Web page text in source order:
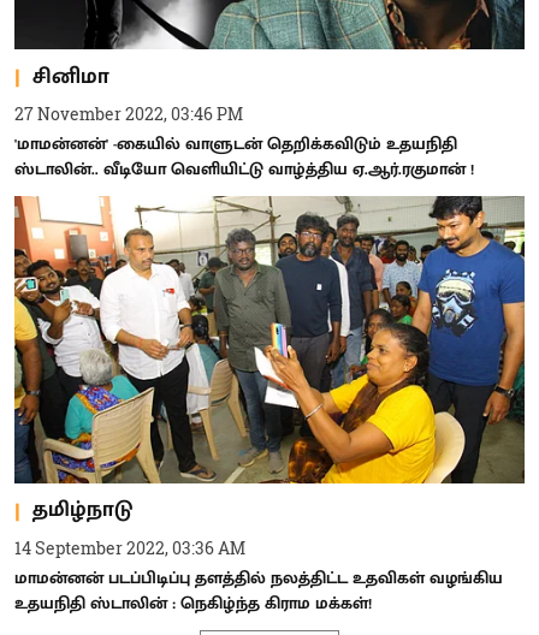
சினிமா
27 November 2022, 03:46 PM
'மாமன்னன்' -கையில் வாளுடன் தெறிக்கவிடும் உதயநிதி
ஸ்டாலின்.. வீடியோ வெளியிட்டு வாழ்த்திய ஏ.ஆர்.ரகுமான் !
தமிழ்நாடு
14 September 2022, 03:36 AM
மாமன்னன் படப்பிடிப்பு தளத்தில் நலத்திட்ட உதவிகள் வழங்கிய
உதயநிதி ஸ்டாலின் : நெகிழ்ந்த கிராம மக்கள்!